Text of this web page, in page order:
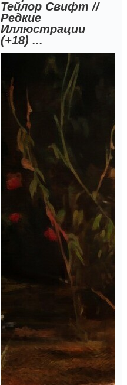
Тейлор Свифт //
Редкие
Иллюстрации
(+18) ...